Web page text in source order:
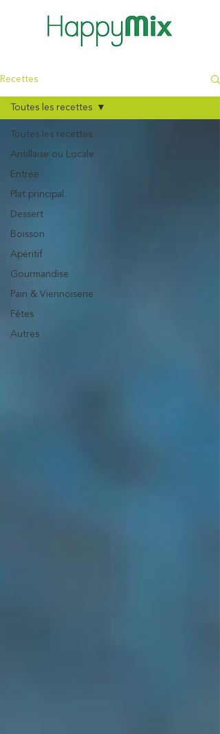
Recettes
Toutes les recettes
Antillaise ou Locale
Entrée
Plat principal
Dessert
Boisson
Apéritif
Gourmandise
Pain & Viennoiserie
Fêtes
Autres
Toutes les recettes